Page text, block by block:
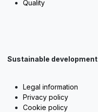
Quality
Sustainable development
Legal information
Privacy policy
Cookie policy